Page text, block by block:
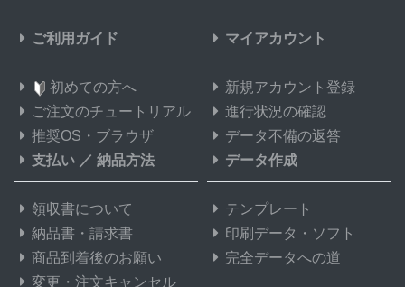
ご利用ガイド
初めての方へ
ご注文のチュートリアル
推奨OS・ブラウザ
マイアカウント
新規アカウント登録
進行状況の確認
データ不備の返答
支払い ／ 納品方法
領収書について
納品書・請求書
商品到着後のお願い
変更・注文キャンセル
データ作成
テンプレート
印刷データ・ソフト
完全データへの道